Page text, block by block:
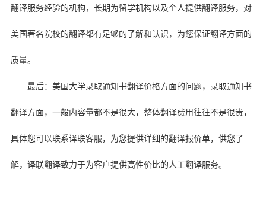
翻译服务经验的机构，长期为留学机构以及个人提供翻译服务，对
美国著名院校的翻译都有足够的了解和认识，为您保证翻译方面的
质量。
最后：美国大学录取通知书翻译价格方面的问题，录取通知书
翻译方面，一般内容量都不是很大，整体翻译费用往往不是很贵，
具体您可以联系译联客服，为您提供详细的翻译报价单，供您了
解，译联翻译致力于为客户提供高性价比的人工翻译服务。